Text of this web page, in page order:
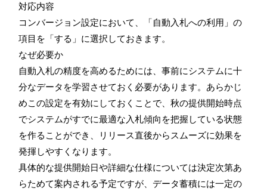
対応内容
コンバージョン設定において、「自動入札への利用」の
項目を「する」に選択しておきます。
なぜ必要か
自動入札の精度を高めるためには、事前にシステムに十
分なデータを学習させておく必要があります。あらかじ
めこの設定を有効にしておくことで、秋の提供開始時点
でシステムがすでに最適な入札傾向を把握している状態
を作ることができ、リリース直後からスムーズに効果を
発揮しやすくなります。
具体的な提供開始日や詳細な仕様については決定次第あ
らためて案内される予定ですが、データ蓄積には一定の